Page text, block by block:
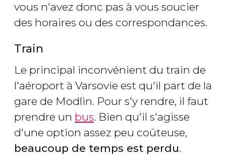
vous n'avez donc pas à vous soucier
des horaires ou des correspondances.
Train
Le principal inconvénient du train de
l'aéroport à Varsovie est qu'il part de la
gare de Modlin. Pour s'y rendre, il faut
prendre un bus. Bien qu'il s'agisse
d'une option assez peu coûteuse,
beaucoup de temps est perdu.